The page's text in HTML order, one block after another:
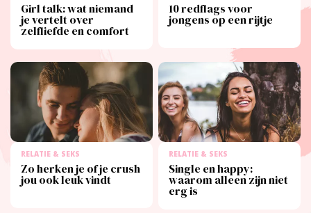
Girl talk: wat niemand
je vertelt over
zelfliefde en comfort
10 redflags voor
jongens op een rijtje
RELATIE & SEKS
Zo herken je of je crush
jou ook leuk vindt
RELATIE & SEKS
Single en happy:
waarom alleen zijn niet
erg is